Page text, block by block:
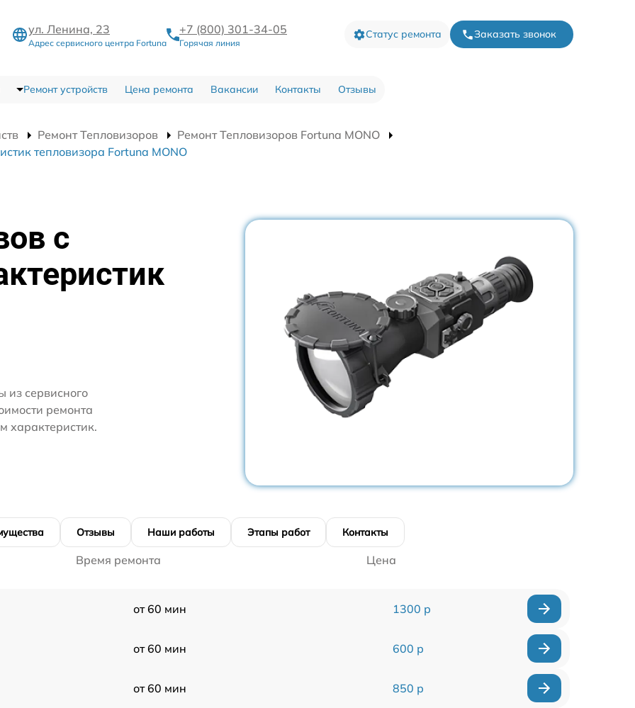
ул. Ленина, 23
Адрес сервисного центра Fortuna
+7 (800) 301-34-05
Горячая линия
Статус ремонта Заказать звонок
Ремонт устройств Цена ремонта Вакансии Контакты Отзывы
Ремонт Тепловизоров
Ремонт Тепловизоров Fortuna MONO
тепловизора Fortuna MONO
с
сервисного
ремонта
характеристик.
Отзывы Наши работы Этапы работ Контакты
Время ремонта Цена
от 60 мин 1300 р
от 60 мин 600 р
от 60 мин 850 р